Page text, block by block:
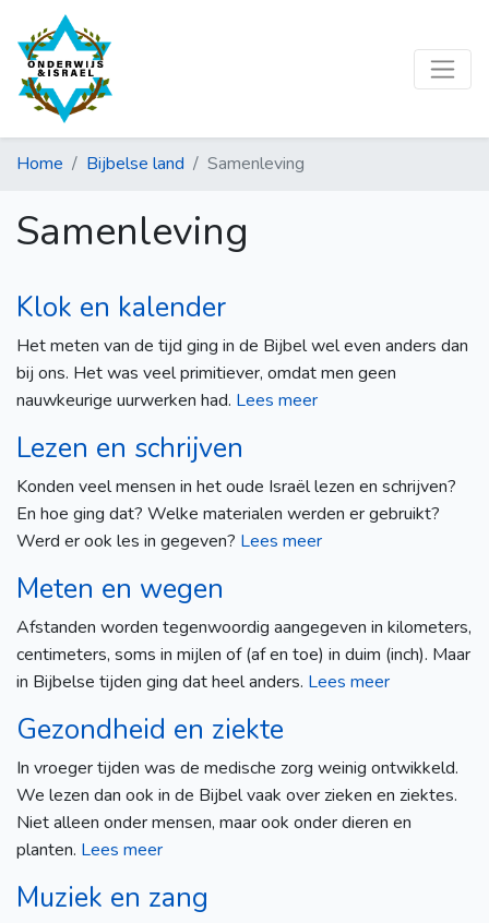
Home Bijbelse land Samenleving
Samenleving
Klok en kalender
Het meten van de tijd ging in de Bijbel wel even anders dan
bij ons. Het was veel primitiever, omdat men geen
nauwkeurige uurwerken had. Lees meer
Lezen en schrijven
Konden veel mensen in het oude Israël lezen en schrijven?
En hoe ging dat? Welke materialen werden er gebruikt?
Werd er ook les in gegeven? Lees meer
Meten en wegen
Afstanden worden tegenwoordig aangegeven in kilometers,
centimeters, soms in mijlen of (af en toe) in duim (inch). Maar
in Bijbelse tijden ging dat heel anders. Lees meer
Gezondheid en ziekte
In vroeger tijden was de medische zorg weinig ontwikkeld.
We lezen dan ook in de Bijbel vaak over zieken en ziektes.
Niet alleen onder mensen, maar ook onder dieren en
planten. Lees meer
Muziek en zang